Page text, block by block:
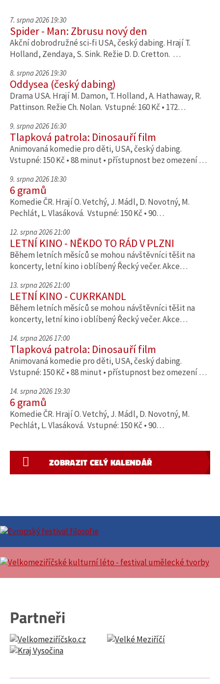
7. srpna 2026 19:30
Spider - Man: Zbrusu nový den
Akční dobrodružné sci-fi USA, český dabing. Hrají T.
Holland, Zendaya, S. Sink. Režie D. D. Cretton. …
8. srpna 2026 19:30
Oddysea (český dabing)
Drama USA. Hrají M. Damon, T. Holland, A. Hathaway, R.
Pattinson. Režie Ch. Nolan. Vstupné: 160 Kč • 172…
9. srpna 2026 16:30
Tlapková patrola: Dinosauří film
Animovaná komedie pro děti, USA, český dabing.
Vstupné: 150 Kč • 88 minut • přístupnost bez omezení …
9. srpna 2026 18:30
6 gramů
Komedie ČR. Hrají O. Vetchý, J. Mádl, D. Novotný, M.
Pechlát, L. Vlasáková. Vstupné: 150 Kč • 90…
12. srpna 2026 21:00
LETNÍ KINO - NĚKDO TO RÁD V PLZNI
Během letních měsíců se mohou návštěvníci těšit na
koncerty, letní kino i oblíbený Řecký večer. Akce…
13. srpna 2026 21:00
LETNÍ KINO - CUKRKANDL
Během letních měsíců se mohou návštěvníci těšit na
koncerty, letní kino i oblíbený Řecký večer. Akce…
14. srpna 2026 17:00
Tlapková patrola: Dinosauří film
Animovaná komedie pro děti, USA, český dabing.
Vstupné: 150 Kč • 88 minut • přístupnost bez omezení …
14. srpna 2026 19:30
6 gramů
Komedie ČR. Hrají O. Vetchý, J. Mádl, D. Novotný, M.
Pechlát, L. Vlasáková. Vstupné: 150 Kč • 90…
ZOBRAZIT CELÝ KALENDÁŘ
Partneři